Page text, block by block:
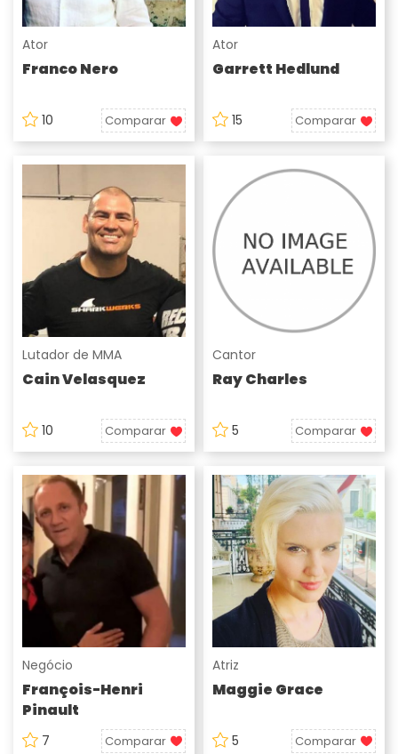
Ator
Franco Nero
10 Comparar
Ator
Garrett Hedlund
15 Comparar
Lutador de MMA
Cain Velasquez
10 Comparar
Cantor
Ray Charles
5 Comparar
Negócio
François-Henri
Pinault
7 Comparar
Atriz
Maggie Grace
5 Comparar